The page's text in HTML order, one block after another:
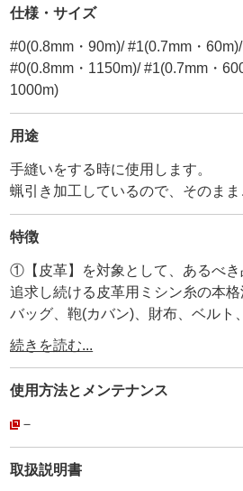
仕様・サイズ
#0(0.8mm・90m)/ #1(0.7mm・
#0(0.8mm・1150m)/ #1(0.7mm・
1000m)
用途
手縫いをする時に使用します。
蝋引き加工しているので、そのまま
特徴
①【皮革】を対象として、あるべき
追求し続ける皮革用ミシン糸の本格
バッグ、鞄(カバン)、財布、ベルト
ミシン糸として開発されましたが、
最近では皮革以外でも洋服のステッ
内装などに幅広く使われています。
長い歴史と信頼性のある【Vinymo/
しました。
・
材質はポリエステル100%です。
続きを読む...
使用方法と メンテナンス
－
取扱説明書